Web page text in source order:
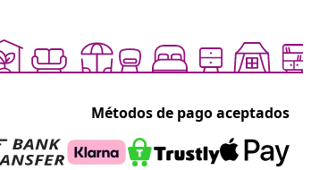
Métodos de pago aceptados